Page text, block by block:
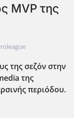
MVP της
της σεζόν στην
της
περιόδου.